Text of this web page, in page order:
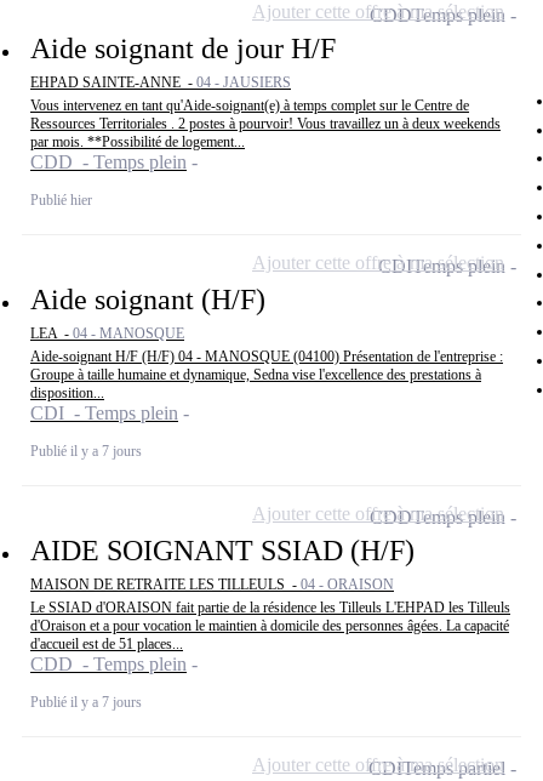
Aide soignant de jour H/F
EHPAD SAINTE-ANNE - 04 - JAUSIERS
Vous intervenez en tant qu'Aide-soignant(e) à temps complet sur le Centre de
Ressources Territoriales . 2 postes à pourvoir! Vous travaillez un à deux weekends
par mois. **Possibilité de logement...
CDD - Temps plein
Publié hier
CDDTemps plein
Ajouter cette offre à ma sélection
Aide soignant (H/F)
LEA - 04 - MANOSQUE
Aide-soignant H/F (H/F) 04 - MANOSQUE (04100) Présentation de l'entreprise :
Groupe à taille humaine et dynamique, Sedna vise l'excellence des prestations à
disposition...
CDI - Temps plein
Publié il y a 7 jours
CDITemps plein
Ajouter cette offre à ma sélection
AIDE SOIGNANT SSIAD (H/F)
MAISON DE RETRAITE LES TILLEULS - 04 - ORAISON
Le SSIAD d'ORAISON fait partie de la résidence les Tilleuls L'EHPAD les Tilleuls
d'Oraison et a pour vocation le maintien à domicile des personnes âgées. La capacité
d'accueil est de 51 places...
CDD - Temps plein
Publié il y a 7 jours
CDDTemps plein
Ajouter cette offre à ma sélection
CDITemps partiel
Ajouter cette offre à ma sélection